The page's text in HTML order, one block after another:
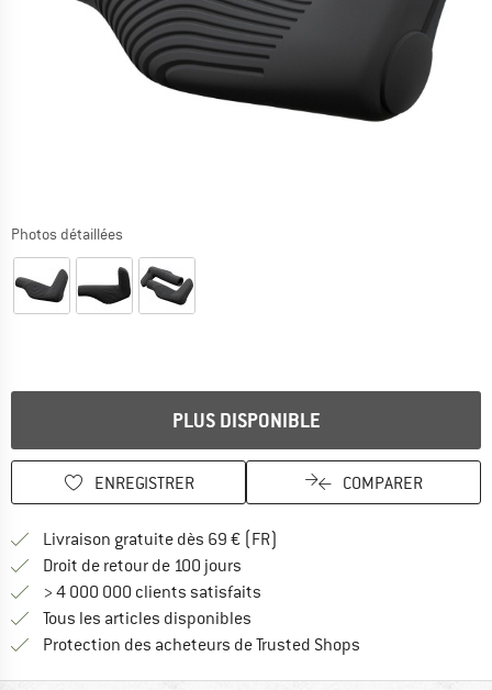
Photos détaillées
PLUS DISPONIBLE
ENREGISTRER COMPARER
Livraison gratuite dès 69 € (FR)
Droit de retour de 100 jours
> 4 000 000 clients satisfaits
Tous les articles disponibles
Protection des acheteurs de Trusted Shops